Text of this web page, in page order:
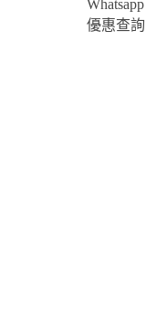
Whatsapp
優惠查詢